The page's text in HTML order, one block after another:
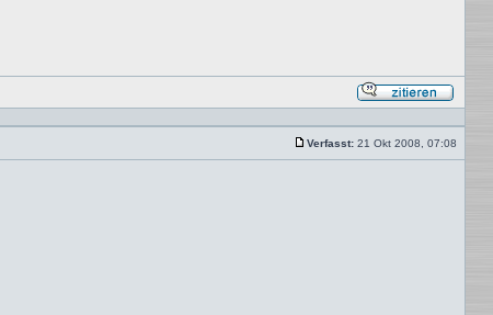
Mit
Verfasst: 21 Okt 2008, 07:08